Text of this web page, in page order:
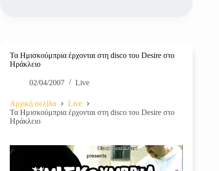
Τα Ημισκούμπρια έρχονται στη disco του Desire στο
Ηράκλειο
02/04/2007 Live
Αρχική σελίδα
Live
Τα Ημισκούμπρια έρχονται στη disco του Desire στο
Ηράκλειο